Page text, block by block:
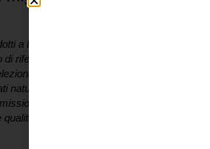
a base di
riferimento. Non siamo solo un semplice
appassionati di infiorescenze di
naturali e soluzioni per il benessere
è portare direttamente a casa tua,
qualità biologica presente sul mercato